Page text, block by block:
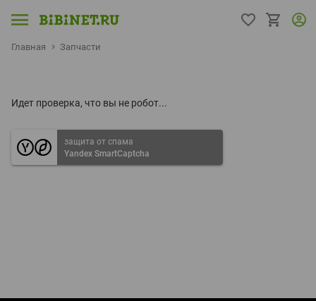
Главная Запчасти
Идет проверка, что вы не робот...
защита от спама
Yandex SmartCaptcha